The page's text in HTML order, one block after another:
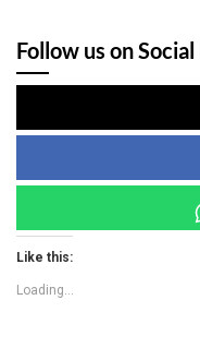
Follow us on
Like this:
Loading...